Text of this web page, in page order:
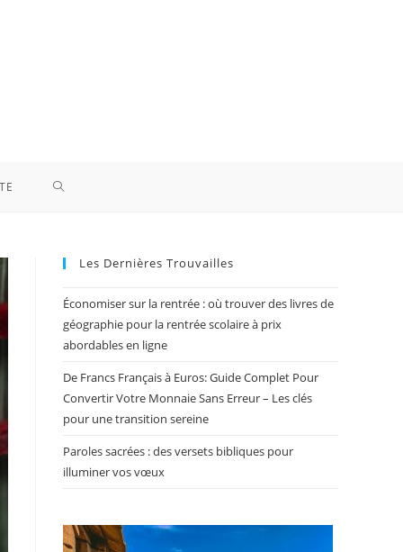
TOGGLE
Les Dernières Trouvailles
Économiser sur la rentrée : où trouver des livres de
géographie pour la rentrée scolaire à prix
abordables en ligne
De Francs Français à Euros: Guide Complet Pour
Convertir Votre Monnaie Sans Erreur – Les clés
pour une transition sereine
Paroles sacrées : des versets bibliques pour
illuminer vos vœux